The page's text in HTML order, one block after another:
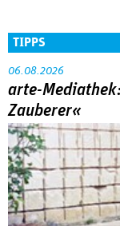
TIPPS
06.08.2026
arte-
Zauberer«